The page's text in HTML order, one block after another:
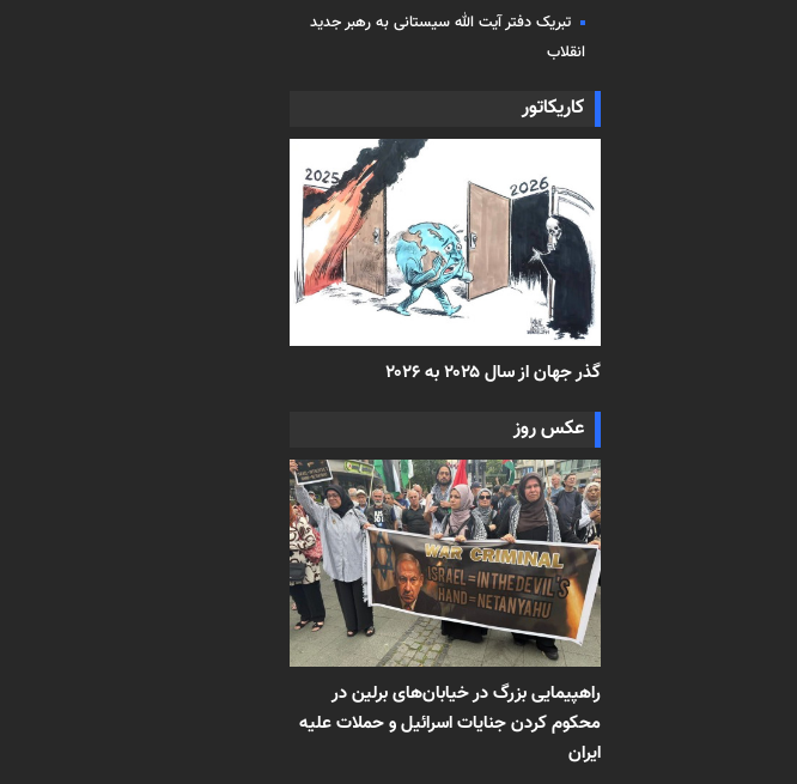
تبریک دفتر آیت الله سیستانی به رهبر جدید
انقلاب
کاریکاتور
گذر جهان از سال ۲۰۲۵ به ۲۰۲۶
عکس روز
راهپیمایی بزرگ در خیابان‌های برلین در
محکوم کردن جنایات اسرائیل و حملات علیه
ایران